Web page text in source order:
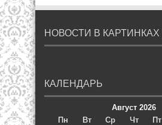
НОВОСТИ В КАРТИНКАХ
КАЛЕНДАРЬ
Август 2026
Пн
Вт Ср Чт Пт